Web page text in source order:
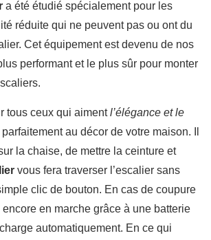
a été étudié spécialement pour les
réduite qui ne peuvent pas ou ont du
Cet équipement est devenu de nos
performant et le plus sûr pour monter
tous ceux qui aimentl’élégance et le
parfaitement au décor de votre maison. Il
la chaise, de mettre la ceinture et
vous fera traverser l’escalier sans
clic de bouton. En cas de coupure
en marche grâce à une batterie
automatiquement. En ce qui